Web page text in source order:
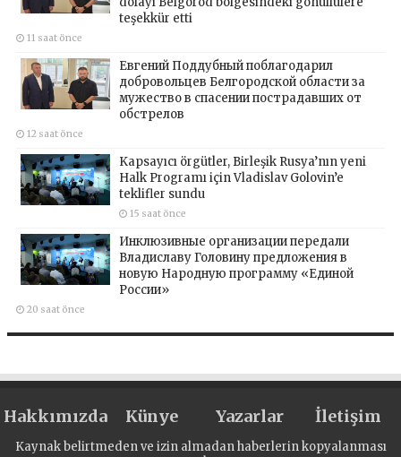
teşekkür etti
11 saat önce
Евгений Поддубный поблагодарил
добровольцев Белгородской области за
мужество в спасении пострадавших от
обстрелов
12 saat önce
Kapsayıcı örgütler, Birleşik Rusya’nın yeni
Halk Programı için Vladislav Golovin’e
teklifler sundu
15 saat önce
Инклюзивные организации передали
Владиславу Головину предложения в
новую Народную программу «Единой
России»
20 saat önce
Hakkımızda Künye Yazarlar İletişim
Kaynak belirtmeden ve izin almadan haberlerin kopyalanması